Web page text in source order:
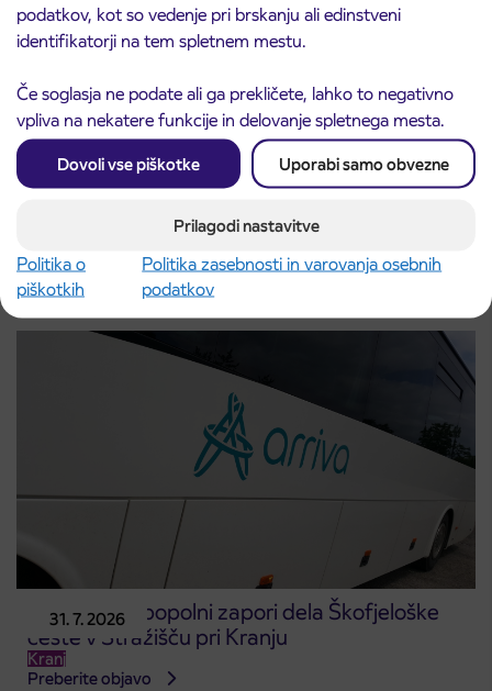
podatkov, kot so vedenje pri brskanju ali edinstveni
identifikatorji na tem spletnem mestu.
Če soglasja ne podate ali ga prekličete, lahko to negativno
vpliva na nekatere funkcije in delovanje spletnega mesta.
Dovoli vse piškotke Uporabi samo obvezne
Prilagodi nastavitve
Politika o
piškotkih
Politika zasebnosti in varovanja osebnih
podatkov
ČEŠNJEVEK – TRATA
Kranj
Preberite objavo
31. 7. 2026
Obvestilo o popolni zapori dela Škofjeloške
ceste v Stražišču pri Kranju
Kranj
Preberite objavo